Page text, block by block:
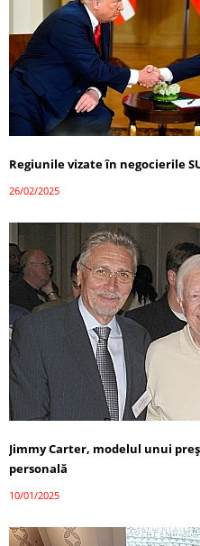
Regiunile vizate în negocierile
26/02/2025
Jimmy Carter, modelul unui
personală
10/01/2025